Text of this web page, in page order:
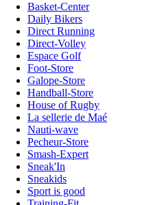
Basket-Center
Daily Bikers
Direct Running
Direct-Volley
Espace Golf
Foot-Store
Galope-Store
Handball-Store
House of Rugby
La sellerie de Maé
Nauti-wave
Pecheur-Store
Smash-Expert
Sneak'In
Sneakids
Sport is good